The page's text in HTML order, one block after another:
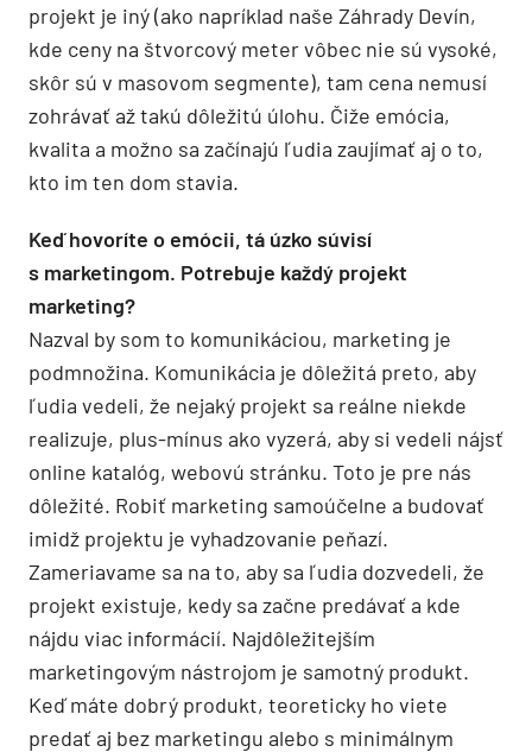
projekt je iný (ako napríklad naše Záhrady Devín,
kde ceny na štvorcový meter vôbec nie sú vysoké,
skôr sú v masovom segmente), tam cena nemusí
zohrávať až takú dôležitú úlohu. Čiže emócia,
kvalita a možno sa začínajú ľudia zaujímať aj o to,
kto im ten dom stavia.
Keď hovoríte o emócii, tá úzko súvisí
s marketingom. Potrebuje každý projekt
marketing?
Nazval by som to komunikáciou, marketing je
podmnožina. Komunikácia je dôležitá preto, aby
ľudia vedeli, že nejaký projekt sa reálne niekde
realizuje, plus-mínus ako vyzerá, aby si vedeli nájsť
online katalóg, webovú stránku. Toto je pre nás
dôležité. Robiť marketing samoúčelne a budovať
imidž projektu je vyhadzovanie peňazí.
Zameriavame sa na to, aby sa ľudia dozvedeli, že
projekt existuje, kedy sa začne predávať a kde
nájdu viac informácií. Najdôležitejším
marketingovým nástrojom je samotný produkt.
Keď máte dobrý produkt, teoreticky ho viete
predať aj bez marketingu alebo s minimálnym